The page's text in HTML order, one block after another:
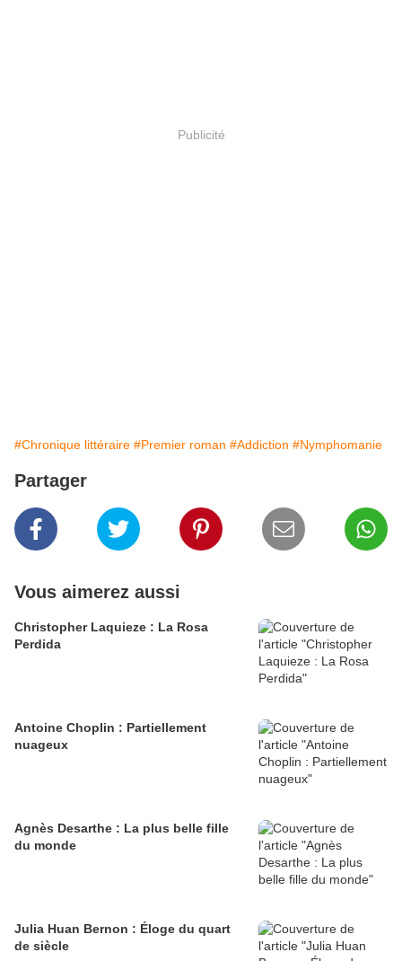
Publicité
#Chronique littéraire #Premier roman #Addiction #Nymphomanie
Partager
Vous aimerez aussi
Christopher Laquieze : La Rosa
Perdida
Antoine Choplin : Partiellement
nuageux
Agnès Desarthe : La plus belle fille
du monde
Julia Huan Bernon : Éloge du quart
de siècle